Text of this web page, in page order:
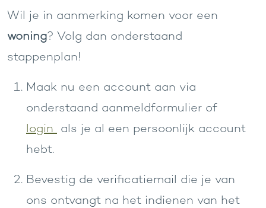
Wil je in aanmerking komen voor een
woning? Volg dan onderstaand
stappenplan!
Maak nu een account aan via
onderstaand aanmeldformulier of
login als je al een persoonlijk account
hebt.
Bevestig de verificatiemail die je van
ons ontvangt na het indienen van het